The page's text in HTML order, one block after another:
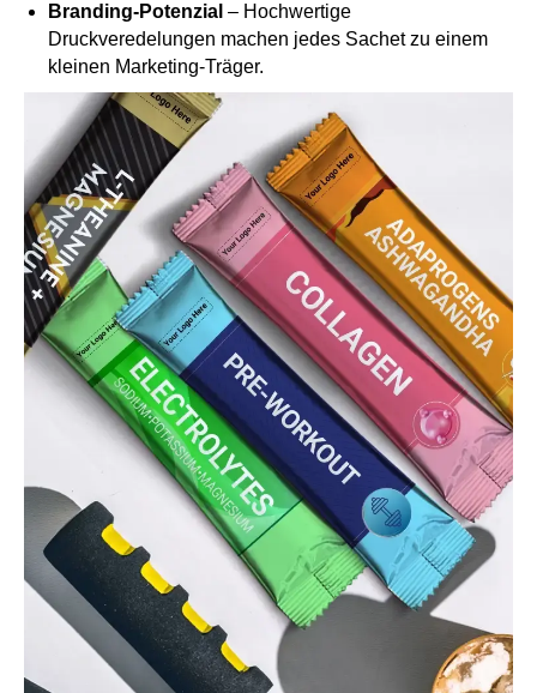
Branding-Potenzial – Hochwertige
Druckveredelungen machen jedes Sachet zu einem
kleinen Marketing-Träger.